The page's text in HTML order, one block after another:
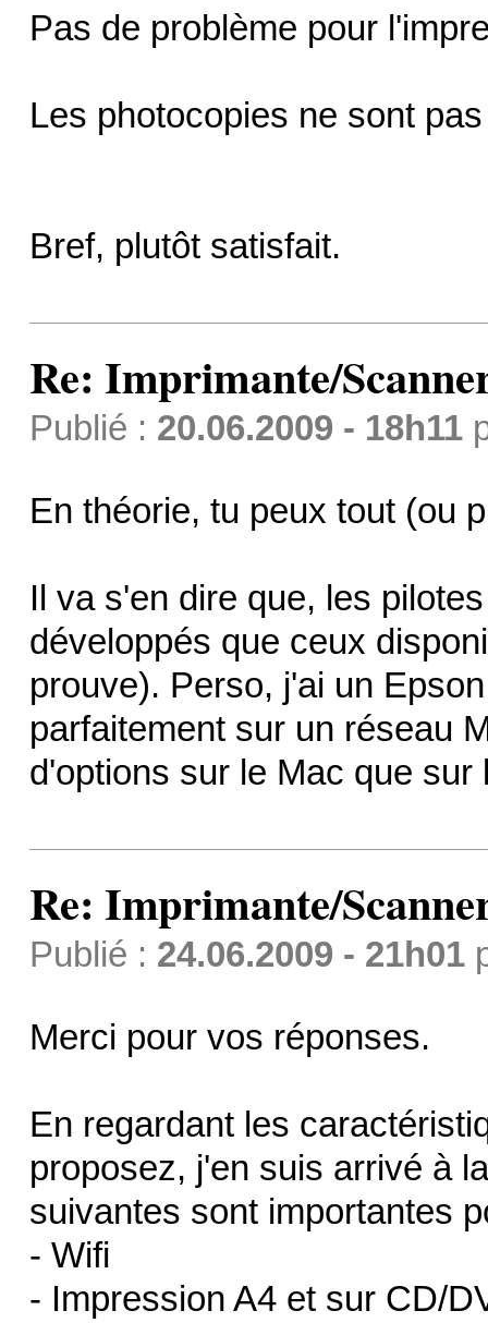
Pas de problème pour
Les photocopies ne sont
Bref, plutôt satisfait.
Re: Imprimante/
Publié : 20.06.2009 - 18h11
En théorie, tu peux tout (ou
Il va s'en dire que, les
développés que ceux
prouve). Perso, j'ai un
parfaitement sur un réseau
d'options sur le Mac que sur
Re: Imprimante/
Publié : 24.06.2009 - 21h01
Merci pour vos réponses.
En regardant les
proposez, j'en suis arrivé à
suivantes sont importantes
- Wifi
- Impression A4 et sur CD/